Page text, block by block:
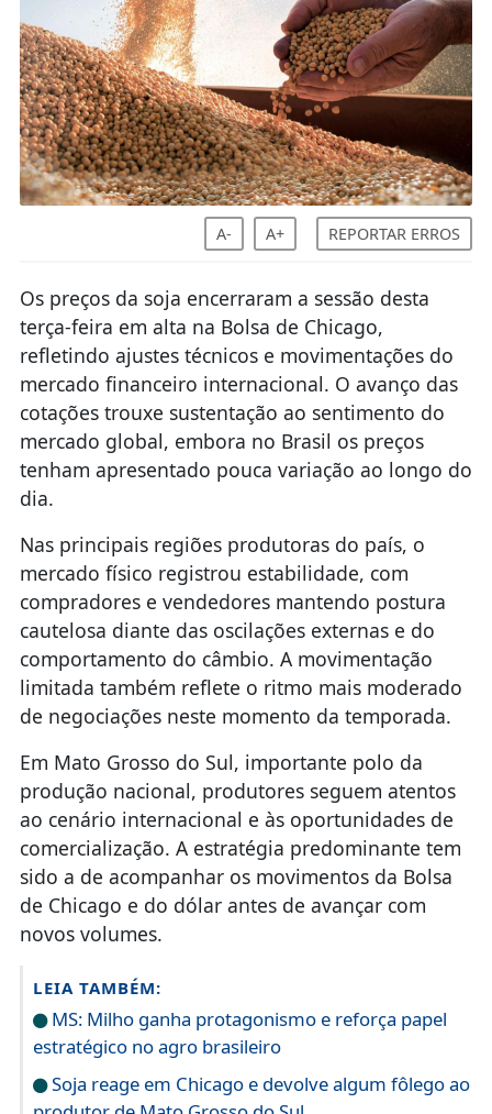
A- A+ REPORTAR ERROS
Os preços da soja encerraram a sessão desta
terça-feira em alta na Bolsa de Chicago,
refletindo ajustes técnicos e movimentações do
mercado financeiro internacional. O avanço das
cotações trouxe sustentação ao sentimento do
mercado global, embora no Brasil os preços
tenham apresentado pouca variação ao longo do
dia.
Nas principais regiões produtoras do país, o
mercado físico registrou estabilidade, com
compradores e vendedores mantendo postura
cautelosa diante das oscilações externas e do
comportamento do câmbio. A movimentação
limitada também reflete o ritmo mais moderado
de negociações neste momento da temporada.
Em Mato Grosso do Sul, importante polo da
produção nacional, produtores seguem atentos
ao cenário internacional e às oportunidades de
comercialização. A estratégia predominante tem
sido a de acompanhar os movimentos da Bolsa
de Chicago e do dólar antes de avançar com
novos volumes.
LEIA TAMBÉM:
MS: Milho ganha protagonismo e reforça papel
estratégico no agro brasileiro
Soja reage em Chicago e devolve algum fôlego ao
produtor de Mato Grosso do Sul